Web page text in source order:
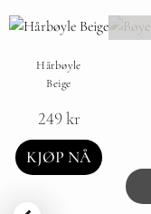
Hårbøyle
Beige
249kr
KJØP NÅ